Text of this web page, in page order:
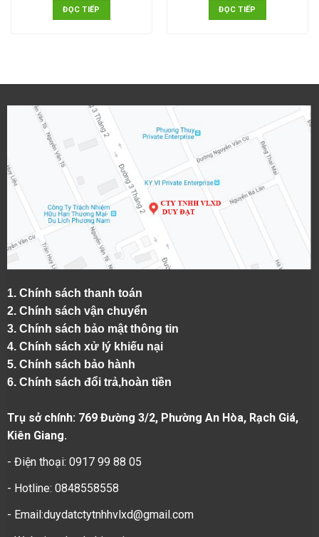
ĐỌC TIẾP ĐỌC TIẾP
1. Chính sách thanh toán
2. Chính sách vận chuyển
3. Chính sách bảo mật thông tin
4. Chính sách xử lý khiếu nại
5. Chính sách bảo hành
6. Chính sách đổi trả,hoàn tiền
Trụ sở chính: 769 Đường 3/2, Phường An Hòa, Rạch Giá,
Kiên Giang.
- Điện thoại: 0917 99 88 05
- Hotline: 0848558558
- Email:duydatctytnhhvlxd@gmail.com